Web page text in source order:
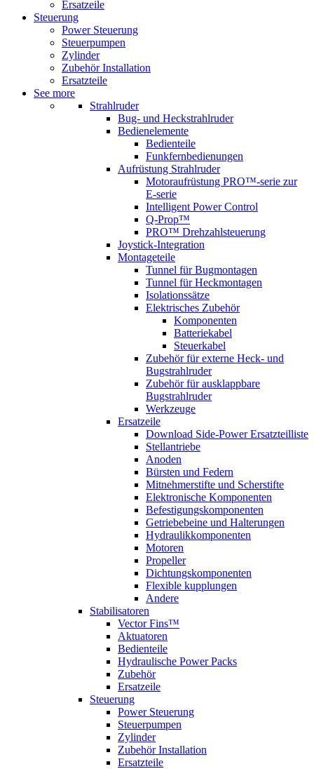
Ersatzeile
Steuerung
Power Steuerung
Steuerpumpen
Zylinder
Zubehör Installation
Ersatzteile
See more
Strahlruder
Bug- und Heckstrahlruder
Bedienelemente
Bedienteile
Funkfernbedienungen
Aufrüstung Strahlruder
Motoraufrüstung PRO™-serie zur
E-serie
Intelligent Power Control
Q-Prop™
PRO™ Drehzahlsteuerung
Joystick-Integration
Montageteile
Tunnel für Bugmontagen
Tunnel für Heckmontagen
Isolationssätze
Elektrisches Zubehör
Komponenten
Batteriekabel
Steuerkabel
Zubehör für externe Heck- und
Bugstrahlruder
Zubehör für ausklappbare
Bugstrahlruder
Werkzeuge
Ersatzeile
Download Side-Power Ersatzteilliste
Stellantriebe
Anoden
Bürsten und Federn
Mitnehmerstifte und Scherstifte
Elektronische Komponenten
Befestigungskomponenten
Getriebebeine und Halterungen
Hydraulikkomponenten
Motoren
Propeller
Dichtungskomponenten
Flexible kupplungen
Andere
Stabilisatoren
Vector Fins™
Aktuatoren
Bedienteile
Hydraulische Power Packs
Zubehör
Ersatzeile
Steuerung
Power Steuerung
Steuerpumpen
Zylinder
Zubehör Installation
Ersatzteile